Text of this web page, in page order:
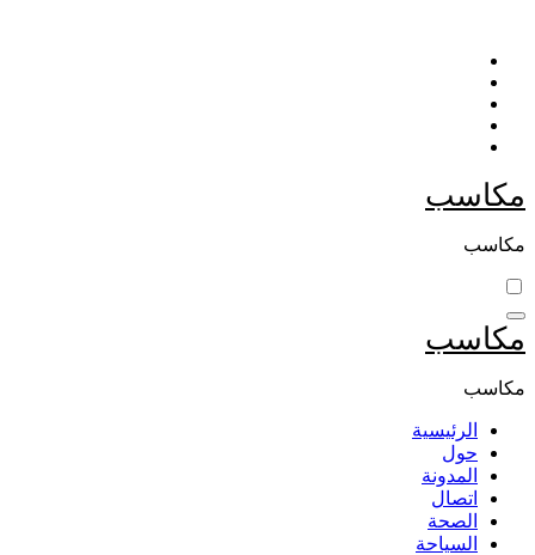
التجاوز
المحتوى
مكاسب
مكاسب
مكاسب
مكاسب
الرئيسية
حول
المدونة
اتصال
الصحة
السياحة